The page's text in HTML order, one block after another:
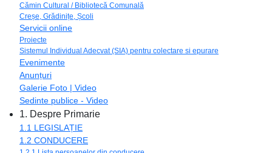
Cămin Cultural / Bibliotecă Comunală
Creșe, Grădinițe, Școli
Servicii online
Proiecte
Sistemul Individual Adecvat (SIA) pentru colectare si epurare
Evenimente
Anunțuri
Galerie Foto | Video
Sedinte publice - Video
1. Despre Primarie
1.1 LEGISLAȚIE
1.2 CONDUCERE